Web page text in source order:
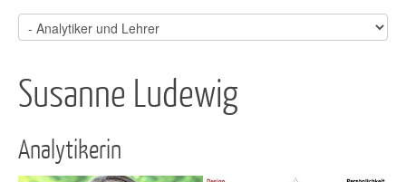
Susanne Ludewig
Analytikerin